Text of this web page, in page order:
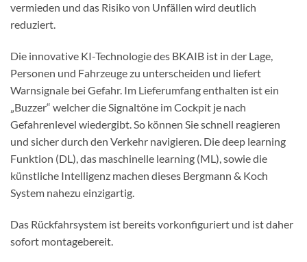
vermieden und das Risiko von Unfällen wird deutlich
reduziert.
Die innovative KI-Technologie des BKAIB ist in der Lage,
Personen und Fahrzeuge zu unterscheiden und liefert
Warnsignale bei Gefahr. Im Lieferumfang enthalten ist ein
„Buzzer“ welcher die Signaltöne im Cockpit je nach
Gefahrenlevel wiedergibt. So können Sie schnell reagieren
und sicher durch den Verkehr navigieren. Die deep learning
Funktion (DL), das maschinelle learning (ML), sowie die
künstliche Intelligenz machen dieses Bergmann & Koch
System nahezu einzigartig.
Das Rückfahrsystem ist bereits vorkonfiguriert und ist daher
sofort montagebereit.